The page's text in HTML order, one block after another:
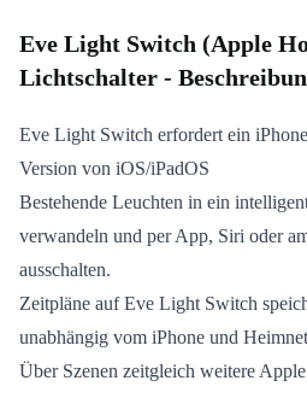
Eve Light Switch (Apple
Lichtschalter -
Eve Light Switch erfordert ein
Version von iOS/iPadOS
Bestehende Leuchten in ein
verwandeln und per App, Siri oder
ausschalten.
Zeitpläne auf Eve Light Switch
unabhängig vom iPhone und
Über Szenen zeitgleich weitere